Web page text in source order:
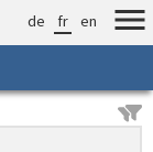
de fr en